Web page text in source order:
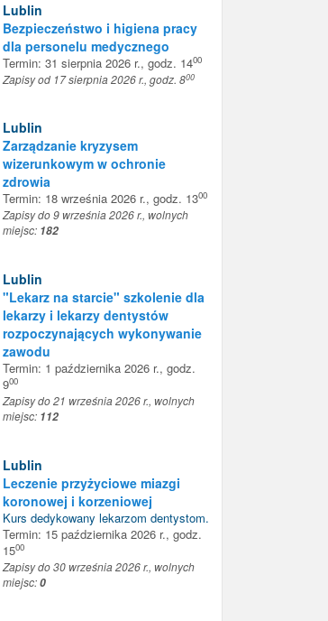
Lublin
Bezpieczeństwo i higiena pracy
dla personelu medycznego
Termin: 31 sierpnia 2026 r., godz. 1400
Zapisy od 17 sierpnia 2026 r., godz. 800
Lublin
Zarządzanie kryzysem
wizerunkowym w ochronie
zdrowia
Termin: 18 września 2026 r., godz. 1300
Zapisy do 9 września 2026 r., wolnych
miejsc: 182
Lublin
"Lekarz na starcie" szkolenie dla
lekarzy i lekarzy dentystów
rozpoczynających wykonywanie
zawodu
Termin: 1 października 2026 r., godz.
900
Zapisy do 21 września 2026 r., wolnych
miejsc: 112
Lublin
Leczenie przyżyciowe miazgi
koronowej i korzeniowej
Kurs dedykowany lekarzom dentystom.
Termin: 15 października 2026 r., godz.
1500
Zapisy do 30 września 2026 r., wolnych
miejsc:0